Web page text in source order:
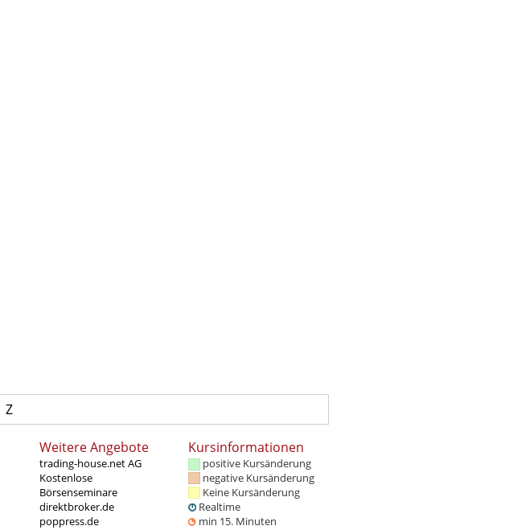
Z
Weitere Angebote
trading-house.net AG
Kostenlose
Börsenseminare
direktbroker.de
poppress.de
Kursinformationen
positive Kursänderung
negative Kursänderung
Keine Kursänderung
Realtime
min 15. Minuten